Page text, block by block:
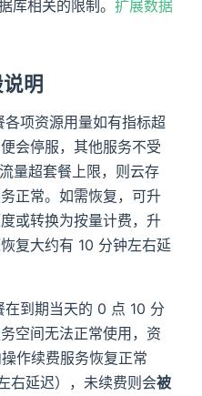
库相关的限制。 扩展数据
明
项资源用量如有指标超
会停服，其他服务不受
量超套餐上限，则云存
正常。如需恢复，可升
或转换为按量计费，升
复大约有 10 分钟左右延
到期当天的 0 点 10 分
空间无法正常使用，资
作续费服务恢复正常
右延迟），未续费则会被